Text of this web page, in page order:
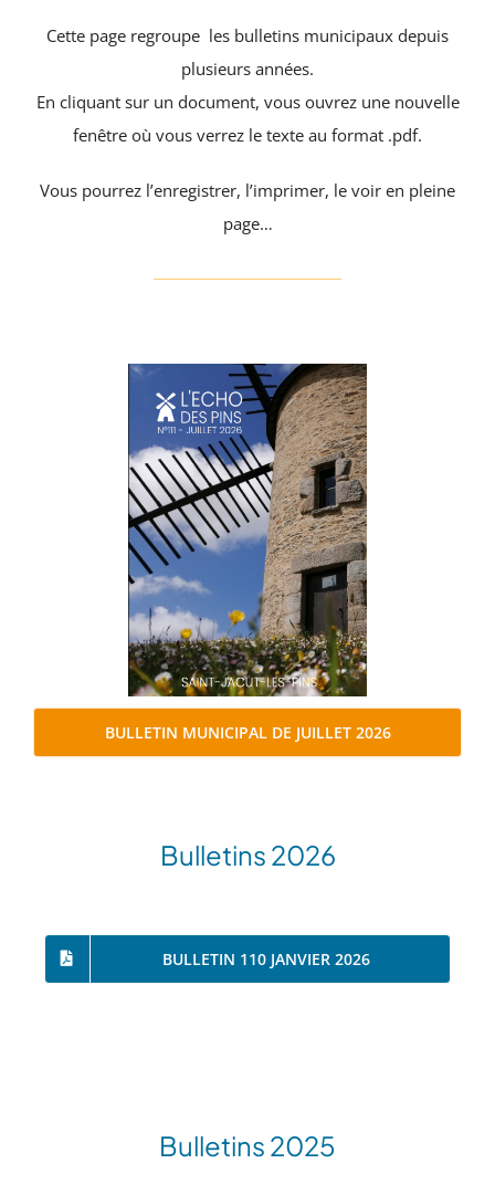
Cette page regroupe les bulletins municipaux depuis
plusieurs années.
En cliquant sur un document, vous ouvrez une nouvelle
fenêtre où vous verrez le texte au format .pdf.
Vous pourrez l’enregistrer, l’imprimer, le voir en pleine
page…
BULLETIN MUNICIPAL DE JUILLET 2026
Bulletins 2026
BULLETIN 110 JANVIER 2026
Bulletins 2025